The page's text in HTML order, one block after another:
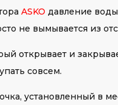
ASKO давление
не вымывается из
открывает и
совсем.
установленный в